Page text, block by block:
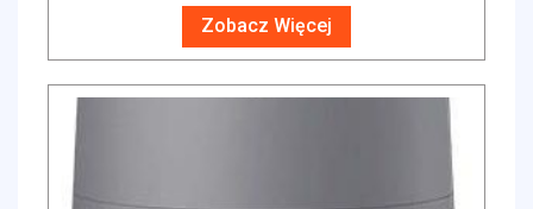
Zobacz Więcej